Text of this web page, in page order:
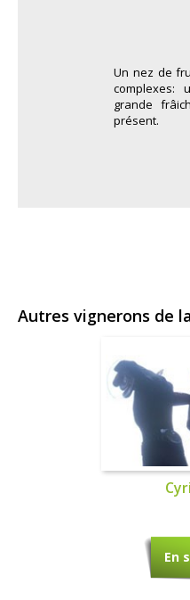
Un nez de
complexes:
grande
présent.
Autres vignerons de
En